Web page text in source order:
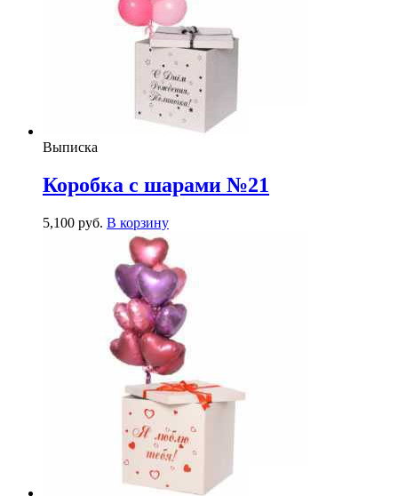
Выписка
Коробка с шарами №21
5,100 руб. В корзину